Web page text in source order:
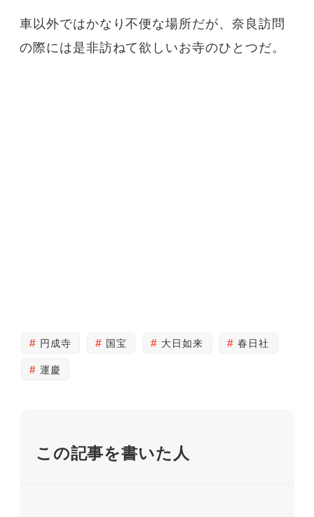
車以外ではかなり不便な場所だが、奈良訪問
の際には是非訪ねて欲しいお寺のひとつだ。
円成寺 国宝 大日如来 春日社
運慶
この記事を書いた人